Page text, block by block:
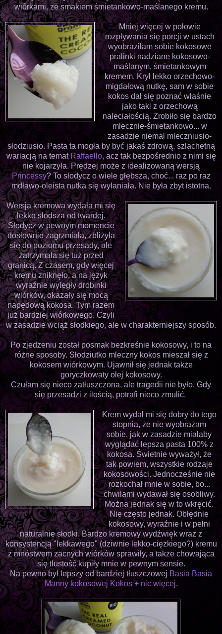
wiórkami, ze smakiem śmietankowo-maślanego kremu.
Mniej więcej w połowie
rozpływania się porcji w ustach
wyobraziłam sobie kokosowe
pralinki nadziane kokosowo-
maślanym, śmietankowym
kremem. Krył lekko orzechowo-
migdałową nutkę, sam w sobie
kokos dał się poznać właśnie
jako taki z orzechową
naleciałością. Zrobiło się bardzo
mlecznie-śmietankowo... w
zasadzie niemal mleczniusio-
słodziusio. Pasta ta mogła by być jakaś zdrową, szlachetną
wariacją na temat Raffaello, acz tak bezpośrednio z nimi się
nie kojarzyła. Prędzej może z idealizowaną wersją
Princessy? To słodycz o wiele głębsza, choć... raz po raz
mdławo-oleista nutka się wyłaniała. Nie była zbyt istotna.
Wersja kremowa wydała mi się
lekko słodsza od twardej.
Słodycz w pewnym momencie
dosłownie zagrzmiała, zbliżyła
się do poziomu przesady, ale
zatrzymała się tuż przed
granicą. Z czasem, gdy więcej
kremu zniknęło, a na język
wyraźnie wyległy drobinki
wiórków, okazały się mocą
napędową kokosa. Tym razem
już bardziej wiórkowego. Czyli
w zasadzie wciąż słodkiego, ale w charakterniejszy sposób.
Po zjedzeniu został posmak bezkreśnie kokosowy, i to na
różne sposoby. Słodziutko mleczny kokos mieszał się z
kokosem wiórkowym. Ujawnił się jednak także
goryczkowaty olej kokosowy.
Czułam się nieco zatłuszczona, ale tragedii nie było. Gdy
się przesadzi z ilością, potrafi nieco zmulić.
Krem wydał mi się dobry do tego
stopnia, że nie wyobrażam
sobie, jak w zasadzie miałaby
wyglądać lepsza pasta 100% z
kokosa. Świetnie wyważył, że
tak powiem, wszystkie rodzaje
kokosowości. Jednocześnie nie
rozkochał mnie w sobie, bo...
chwilami wydawał się osobliwy.
Można jednak się w to wkręcić.
Nie często jednak. Obłędnie
kokosowy, wyraźnie i w pełni
naturalnie słodki. Bardzo kremowy wydźwięk wraz z
konsystencją "lekkawego" (dziwnie lekko-ciężkiego?) kremu
z mnóstwem zacnych wiórków sprawiły, a także chowająca
się tłustość kupiły mnie w pewnym sensie.
Na pewno był lepszy od bardziej tłuszczowej Basia Basia
Manny kokosowej Kokos + nic więcej.